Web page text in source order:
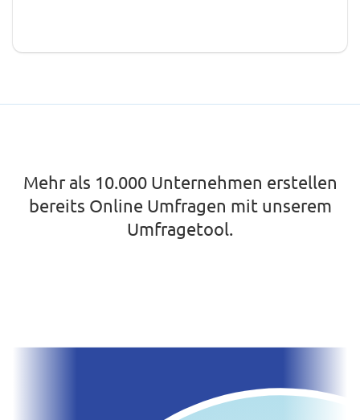
Mehr als 10.000 Unternehmen erstellen
bereits Online Umfragen mit unserem
Umfragetool.